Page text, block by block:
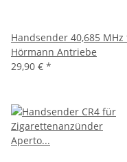
Handsender 40,685
Hörmann Antriebe
29,90 € *